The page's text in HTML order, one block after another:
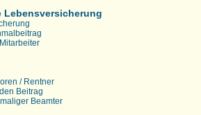
Lebensversicherung
/ Rentner
Beitrag
Beamter